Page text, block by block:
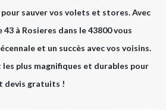
sauver vos volets et stores. Avec
43 à Rosieres dans le 43800 vous
et un succès avec vos voisins.
plus magnifiques et durables pour
devis gratuits !